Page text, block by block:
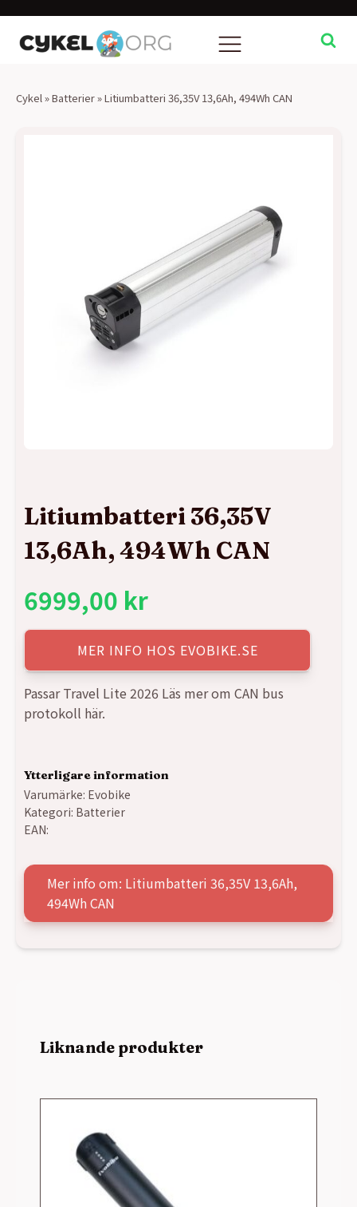
Cykel »Batterier»Litiumbatteri 36,35V 13,6Ah, 494Wh CAN
Litiumbatteri 36,35V
13,6Ah, 494Wh CAN
6999,00 kr
MER INFO HOS EVOBIKE.SE
Passar Travel Lite 2026 Läs mer om CAN bus
protokoll här.
Ytterligare information
Varumärke: Evobike
Kategori: Batterier
EAN:
Mer info om: Litiumbatteri 36,35V 13,6Ah,
494Wh CAN
Liknande produkter